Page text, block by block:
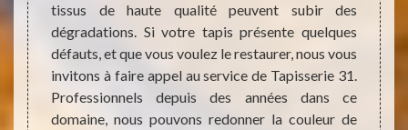
31.
qu’il
tissus de haute qualité peuvent subir des
dégradations. Si votre tapis présente quelques
défauts, et que vous voulez le restaurer, nous vous
invitons à faire appel au service de Tapisserie 31.
Professionnels depuis des années dans ce
domaine, nous pouvons redonner la couleur de
Les